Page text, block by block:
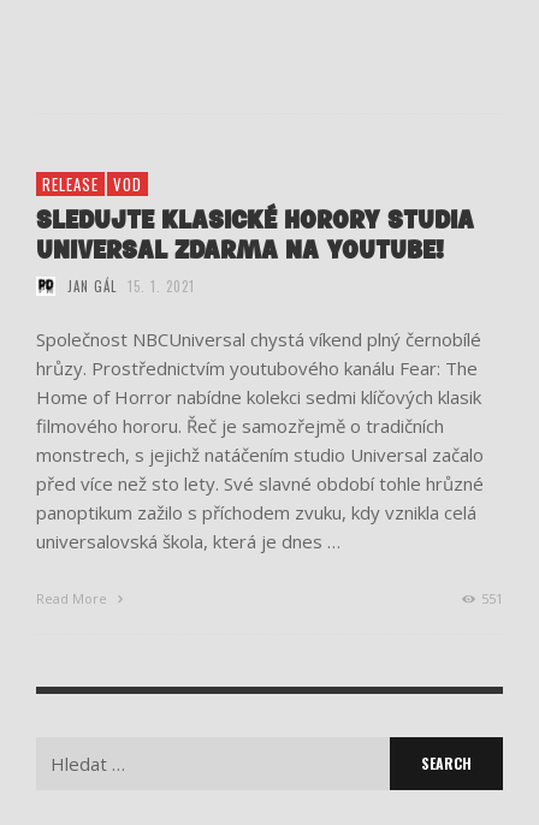
RELEASE VOD
SLEDUJTE KLASICKÉ HORORY STUDIA
UNIVERSAL ZDARMA NA YOUTUBE!
JAN GÁL 15. 1. 2021
Společnost NBCUniversal chystá víkend plný černobílé
hrůzy. Prostřednictvím youtubového kanálu Fear: The
Home of Horror nabídne kolekci sedmi klíčových klasik
filmového hororu. Řeč je samozřejmě o tradičních
monstrech, s jejichž natáčením studio Universal začalo
před více než sto lety. Své slavné období tohle hrůzné
panoptikum zažilo s příchodem zvuku, kdy vznikla celá
universalovská škola, která je dnes …
Read More 551
for: